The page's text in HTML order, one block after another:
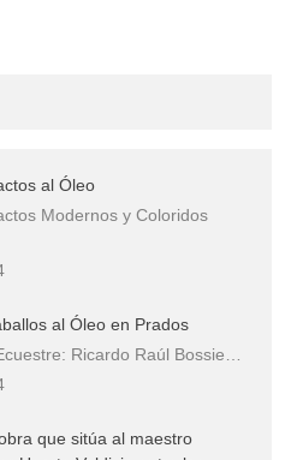
al Óleo
Modernos y Coloridos
al Óleo en Prados
Ricardo Raúl Bossie…
que sitúa al maestro